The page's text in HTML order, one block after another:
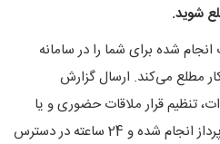
شده برای شما را در سامانه
مطلع می‌کند. ارسال گزارش
تنظیم قرار ملاقات حضوری و یا
مکالمه تلفنی از طریق سامانه دادپرداز انجام شده و 24 ساعته در دسترس